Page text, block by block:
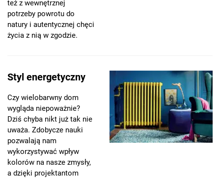
też z wewnętrznej
potrzeby powrotu do
natury i autentycznej chęci
życia z nią w zgodzie.
Styl energetyczny
Czy wielobarwny dom
wygląda niepoważnie?
Dziś chyba nikt już tak nie
uważa. Zdobycze nauki
pozwalają nam
wykorzystywać wpływ
kolorów na nasze zmysły,
a dzięki projektantom